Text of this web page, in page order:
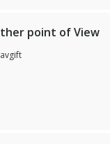
point of View